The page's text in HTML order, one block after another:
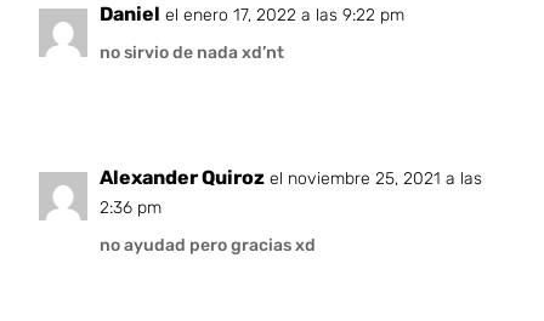
Daniel el enero 17, 2022 a las 9:22 pm
no sirvio de nada xd’nt
Alexander Quiroz el noviembre 25, 2021 a las
2:36 pm
no ayudad pero gracias xd